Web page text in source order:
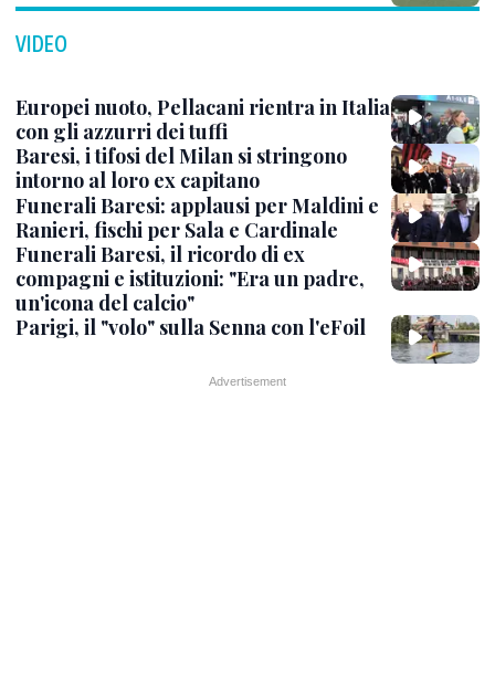
VIDEO
Europei nuoto, Pellacani rientra in Italia
con gli azzurri dei tuffi
Baresi, i tifosi del Milan si stringono
intorno al loro ex capitano
Funerali Baresi: applausi per Maldini e
Ranieri, fischi per Sala e Cardinale
Funerali Baresi, il ricordo di ex
compagni e istituzioni: "Era un padre,
un'icona del calcio"
Parigi, il "volo" sulla Senna con l'eFoil